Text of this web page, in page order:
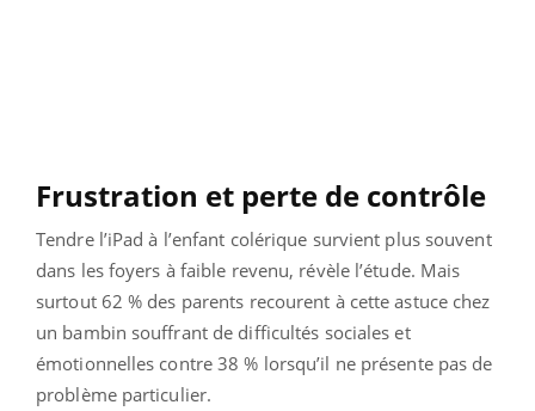
Frustration et perte de contrôle
Tendre l’iPad à l’enfant colérique survient plus souvent
dans les foyers à faible revenu, révèle l’étude. Mais
surtout 62 % des parents recourent à cette astuce chez
un bambin souffrant de difficultés sociales et
émotionnelles contre 38 % lorsqu’il ne présente pas de
problème particulier.